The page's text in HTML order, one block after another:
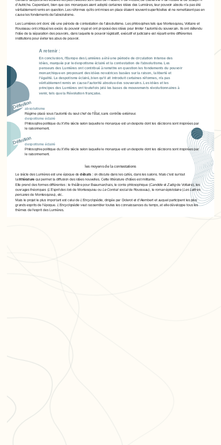
d'Autriche. Cependant, bien que ces monarques aient adopté certaines idées des Lumières, leur pouvoir absolu n'a pas été
véritablement remis en question. Les réformes qu'ils ont mises en place étaient souvent superficielles et ne remettaient pas en
cause les fondements de l'absolutisme.
Les Lumières ont donc été une période de contestation de l'absolutisme. Les philosophes tels que Montesquieu, Voltaire et
Rousseau ont critiqué les excès du pouvoir royal et ont proposé des idées pour limiter l'autorité du souverain. Ils ont défendu
l'idée de la séparation des pouvoirs, dans laquelle le pouvoir législatif, exécutif et judiciaire est réparti entre différentes
institutions pour éviter les abus de pouvoir.
A retenir :
En conclusion, l'Europe des Lumières a été une période de circulation intense des
idées, marquée par le despotisme éclairé et la contestation de l'absolutisme. Les
penseurs des Lumières ont contribué à remettre en question les fondements du pouvoir
monarchique en proposant des idées novatrices basées sur la raison, la liberté et
l'égalité. Le despotisme éclairé, bien qu'il ait introduit certaines réformes, n'a pas
véritablement remis en cause l'autorité absolue des souverains. Les idées et les
principes des Lumières ont toutefois jeté les bases de mouvements révolutionnaires à
venir, tels que la Révolution française.
Définitionabsolutisme
Régime placé sous l'autorité du seul chef de l'État, sans contrôle extérieur.
despotisme éclairé
Philosophie politique du XVIIe siècle selon laquelle le monarque est un despote dont les décisions sont inspirées par
le raisonnement.
Définitiondespotisme éclairé
Philosophie politique du XVIIe siècle selon laquelle le monarque est un despote dont les décisions sont inspirées par
le raisonnement.
les moyens de la contestations
Le siècle des Lumières est une époque dedébats : on discute dans les cafés, dans les salons. Mais c'est surtout
lalittérature qui permet la diffusion des idées nouvelles. Cette littérature d'idées est militante.
Elle prend des formes différentes : le théâtre pour Beaumarchais, le conte philosophique (CandideetZadigde Voltaire), les
ouvrages théoriques (L'Esprit des loisde Montesquieu ou Le Contrat socialde Rousseau), le roman épistolaire (Les Lettres
persanesde Montesquieu), etc.
Mais le projet le plus important est celui de L'Encyclopédie , dirigée par Diderot et d'Alembert et auquel participent les plus
grands esprits de l'époque. L'Encyclopédie veut rassembler toutes les connaissances du temps, et elle développe tous les
thèmes de l'esprit des Lumières.